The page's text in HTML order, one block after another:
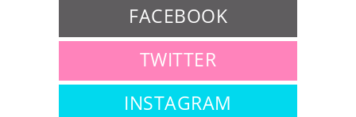
FACEBOOK
TWITTER
INSTAGRAM